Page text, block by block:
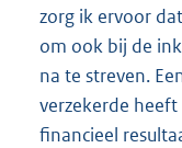
zorg ik ervoor
om ook bij de
na te streven.
verzekerde
financieel